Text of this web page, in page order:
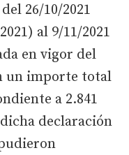
26/10/2021
al 9/11/2021
en vigor del
un importe total
a 2.841
declaración